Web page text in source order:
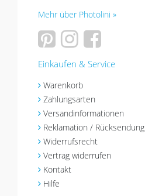
Mehr über Photolini »
Einkaufen & Service
Warenkorb
Zahlungsarten
Versandinformationen
Reklamation / Rücksendung
Widerrufsrecht
Vertrag widerrufen
Kontakt
Hilfe